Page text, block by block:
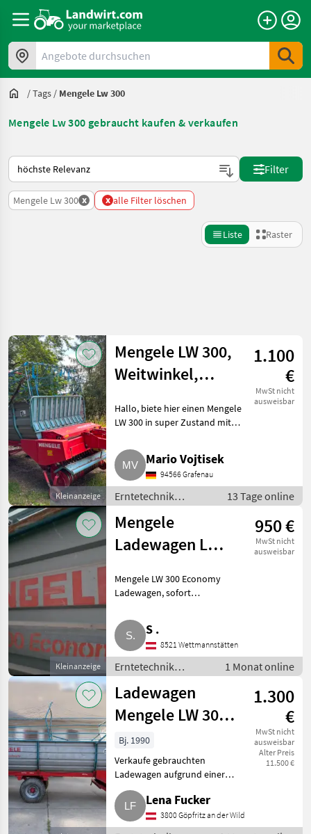
Angebote durchsuchen
/Tags / Mengele Lw 300
Mengele Lw 300 gebraucht kaufen & verkaufen
So wird auf Landwirt.com sortiert
Filter
Mengele Lw 300 x x alle Filter löschen
Liste Raster
Kategorie 2 Land Filter
AKTUELLER
PFAD
Mengele
Lw 300
KATEGORIE
WÄHLEN
Landtechnik
3
MARKTPLATZ
Marktplatz Händlerangebote
Zurücksetzen
Ergebnisse
anzeigen
Kleinanzeige
Mengele LW 300,
Weitwinkel,
1.100
€
MwSt nicht
ausweisbar
Hallo, biete hier einen Mengele
LW 300 in super Zustand mit
Weitwinkelgelenkwelle, Achse
breiter als der Aufbau, daher
ideal für Hanglagen ode
Mario Vojtisek
94566 Grafenau
Erntetechnik
Grünland /
Ladewagen
13 Tage online
Kleinanzeige
Mengele
Ladewagen LW
950 €
MwSt nicht
ausweisbar
Mengele LW 300 Economy
Ladewagen, sofort
Erntetechnik Grünland
Ladewagen
S .
8521 Wettmannstätten
Erntetechnik
Grünland /
Ladewagen
1 Monat online
Ladewagen
Mengele LW 300
Economy
1.300
€
MwSt nicht
ausweisbar
Alter Preis
11.500 €
Bj. 1990
Verkaufe gebrauchten
Ladewagen aufgrund einer
Neuanschaffung, er wird ohne
Garantie und Gewährleistung
verkauft. Bei Interesse bitte
bald melden, denn er wird nicht
Lena Fucker
3800 Göpfritz an der Wild